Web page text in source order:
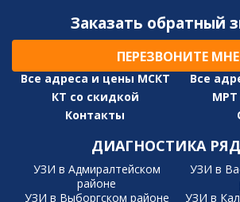
Заказать обратный
ПЕРЕЗВОНИТЕ МНЕ
Все адреса и цены МСКТ
Все
КТ со скидкой
МРТ
Контакты
ДИАГНОСТИКА
УЗИ в Адмиралтейском
районе
УЗИ в
УЗИ в Выборгском районе
УЗИ в